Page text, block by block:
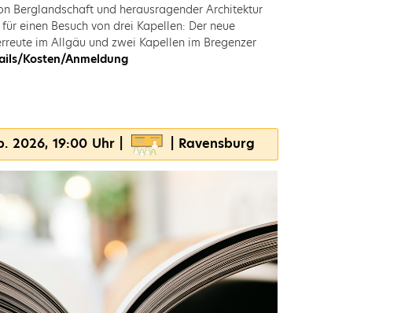
Berglandschaft und herausragender Architektur
einen Besuch von drei Kapellen: Der neue
im Allgäu und zwei Kapellen im Bregenzer
Kosten/Anmeldung
2026, 19:00 Uhr | | Ravensburg